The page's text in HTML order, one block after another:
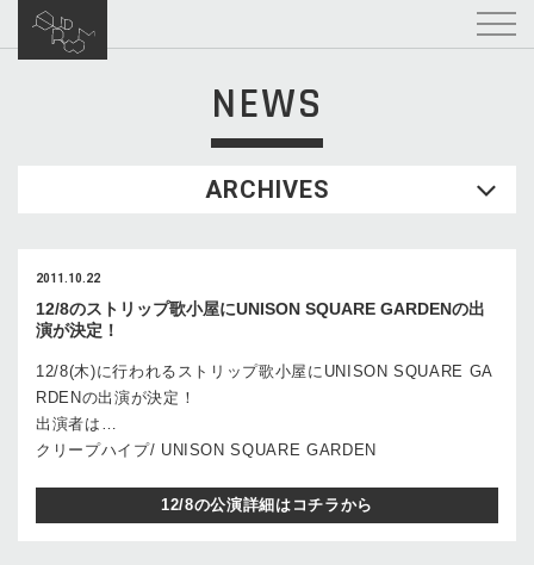
NEWS
ARCHIVES
2011.10.22
12/8のストリップ歌小屋にUNISON SQUARE GARDENの出
演が決定！
12/8(木)に行われるストリップ歌小屋にUNISON SQUARE GA
RDENの出演が決定！
出演者は…
クリープハイプ/ UNISON SQUARE GARDEN
12/8の公演詳細はコチラから